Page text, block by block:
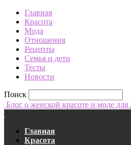
Главная
Красота
Мода
Отношения
Рецепты
Семья и дети
Тесты
Новости
Поиск
Блог о женской красоте и моде
Главная
Красота